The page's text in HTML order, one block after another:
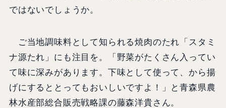
ではないでしょうか。
ご当地調味料として知られる焼肉のたれ「スタミ
ナ源たれ」にも注目を。「野菜がたくさん入ってい
て味に深みがあります。下味として使って、から揚
げにするととってもおいしいですよ！」と青森県農
林水産部総合販売戦略課の藤森洋貴さん。